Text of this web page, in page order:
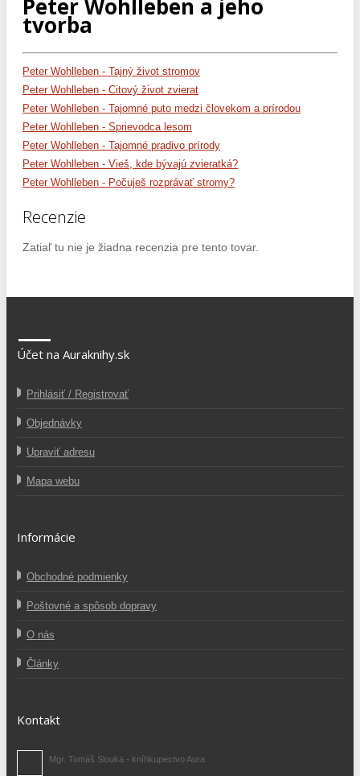
Peter Wohlleben a jeho
tvorba
Peter Wohlleben - Tajný život stromov
Peter Wohlleben - Citový život zvierat
Peter Wohlleben - Tajomné puto medzi človekom a prírodou
Peter Wohlleben - Sprievodca lesom
Peter Wohlleben - Tajomné pradivo prírody
Peter Wohlleben - Vieš, kde bývajú zvieratká?
Peter Wohlleben - Počuješ rozprávať stromy?
Recenzie
Zatiaľ tu nie je žiadna recenzia pre tento tovar.
Účet na Auraknihy.sk
Prihlásiť / Registrovať
Objednávky
Upraviť adresu
Mapa webu
Informácie
Obchodné podmienky
Poštovné a spôsob dopravy
O nás
Články
Kontakt
Mgr. Tomáš Slouka - kníhkupectvo Aura